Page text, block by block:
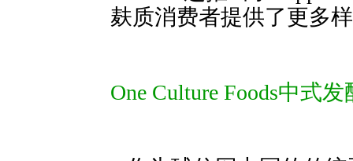
麸质消费者提供了更多
One Culture Foods中式